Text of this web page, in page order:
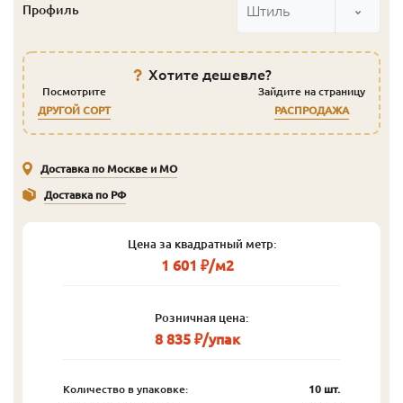
Профиль Штиль
Хотите дешевле?
Посмотрите
ДРУГОЙ СОРТ
Зайдите на страницу
РАСПРОДАЖА
Доставка по Москве и МО
Доставка по РФ
Цена за квадратный метр:
1 601 ₽/м2
Розничная цена:
8 835 ₽/упак
Количество в упаковке:
10 шт.